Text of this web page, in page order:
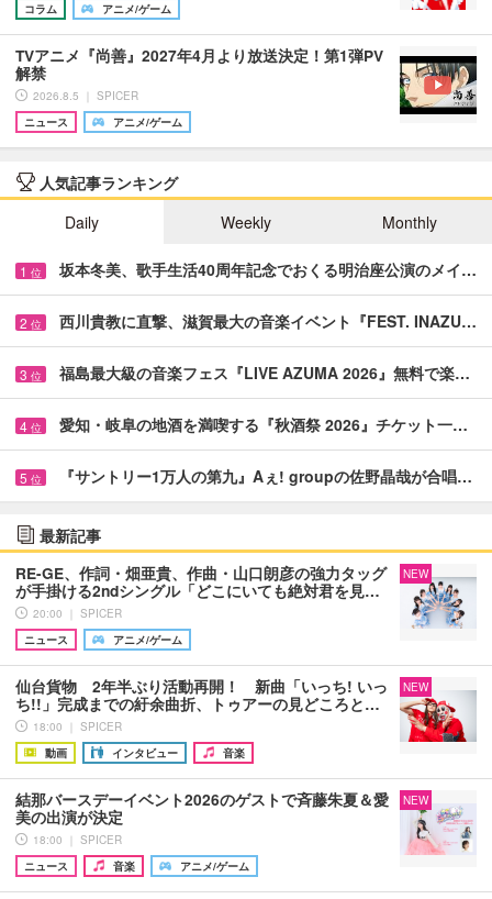
コラム
アニメ/ゲーム
TVアニメ『尚善』2027年4月より放送決定！第1弾PV
解禁
2026.8.5 ｜ SPICER
ニュース
アニメ/ゲーム
人気記事ランキング
Daily
Weekly Monthly
1 位 坂本冬美、歌手生活40周年記念でおくる明治座公演のメイ…
2 位 西川貴教に直撃、滋賀最大の音楽イベント『FEST. INAZU…
3 位 福島最大級の音楽フェス『LIVE AZUMA 2026』無料で楽…
4 位 愛知・岐阜の地酒を満喫する『秋酒祭 2026』チケット一…
5 位 『サントリー1万人の第九』Aぇ! groupの佐野晶哉が合唱…
最新記事
RE-GE、作詞・畑亜貴、作曲・山口朗彦の強力タッグ
が手掛ける2ndシングル「どこにいても絶対君を見…
20:00 ｜ SPICER
ニュース
アニメ/ゲーム
NEW
仙台貨物 2年半ぶり活動再開！ 新曲「いっち! いっ
ち!!」完成までの紆余曲折、トゥアーの見どころと…
18:00 ｜ SPICER
動画
インタビュー 音楽
NEW
結那バースデーイベント2026のゲストで斉藤朱夏＆愛
美の出演が決定
18:00 ｜ SPICER
ニュース
音楽 アニメ/ゲーム
NEW